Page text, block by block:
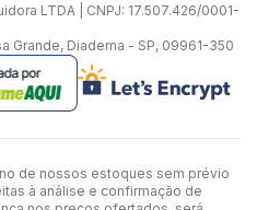
LTDA | CNPJ: 17.507.426/0001-
Grande, Diadema - SP, 09961-350
de nossos estoques sem prévio
à análise e confirmação de